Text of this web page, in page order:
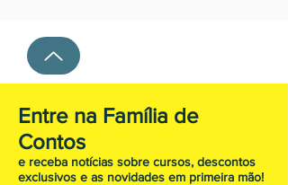
Entre na Família de
Contos
e receba notícias sobre cursos, descontos
exclusivos e as novidades em primeira mão!